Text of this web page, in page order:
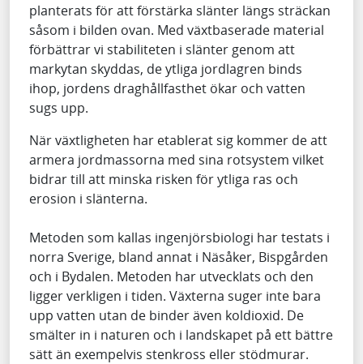
planterats för att förstärka slänter längs sträckan
såsom i bilden ovan. Med växtbaserade material
förbättrar vi stabiliteten i slänter genom att
markytan skyddas, de ytliga jordlagren binds
ihop, jordens draghållfasthet ökar och vatten
sugs upp.
När växtligheten har etablerat sig kommer de att
armera jordmassorna med sina rotsystem vilket
bidrar till att minska risken för ytliga ras och
erosion i slänterna.
Metoden som kallas ingenjörsbiologi har testats i
norra Sverige, bland annat i Näsåker, Bispgården
och i Bydalen. Metoden har utvecklats och den
ligger verkligen i tiden. Växterna suger inte bara
upp vatten utan de binder även koldioxid. De
smälter in i naturen och i landskapet på ett bättre
sätt än exempelvis stenkross eller stödmurar.